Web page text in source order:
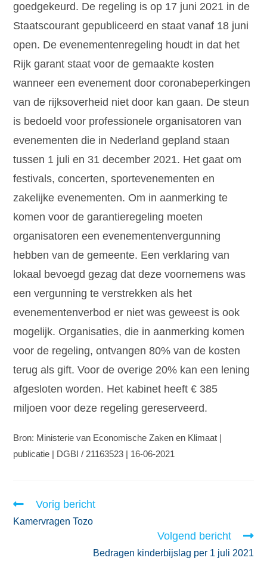
goedgekeurd. De regeling is op 17 juni 2021 in de
Staatscourant gepubliceerd en staat vanaf 18 juni
open. De evenementenregeling houdt in dat het
Rijk garant staat voor de gemaakte kosten
wanneer een evenement door coronabeperkingen
van de rijksoverheid niet door kan gaan. De steun
is bedoeld voor professionele organisatoren van
evenementen die in Nederland gepland staan
tussen 1 juli en 31 december 2021. Het gaat om
festivals, concerten, sportevenementen en
zakelijke evenementen. Om in aanmerking te
komen voor de garantieregeling moeten
organisatoren een evenementenvergunning
hebben van de gemeente. Een verklaring van
lokaal bevoegd gezag dat deze voornemens was
een vergunning te verstrekken als het
evenementenverbod er niet was geweest is ook
mogelijk. Organisaties, die in aanmerking komen
voor de regeling, ontvangen 80% van de kosten
terug als gift. Voor de overige 20% kan een lening
afgesloten worden. Het kabinet heeft € 385
miljoen voor deze regeling gereserveerd.
Bron: Ministerie van Economische Zaken en Klimaat |
publicatie | DGBI / 21163523 | 16-06-2021
Vorig bericht
Kamervragen Tozo
Volgend bericht
Bedragen kinderbijslag per 1 juli 2021